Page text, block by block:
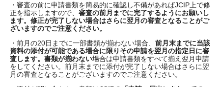
・審査の前に申請書類を簡易的に確認し不備があればJCIP上で修
正を指示しますので、 審査の前月までに完了するようにお願いし
ます。修正が完了しない場合はさらに翌月の審査となることがご
ざいますのでご注意ください。
・前月の20日までに一部書類が揃わない場合、 前月末までに当該
資料の添付が可能である場合に限りその申請を翌月の指定日に審
査します。書類が揃わない場合は申請書類をすべて揃え翌月申請
をしてください。前月末までに添付が完了しない場合はさらに翌
月の審査となることがございますのでご注意ください。